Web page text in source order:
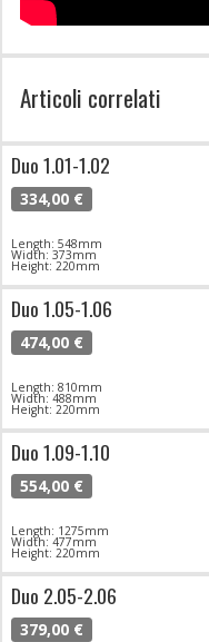
Articoli correlati
Duo 1.01-1.02
334,00 €
Length: 548mm
Width: 373mm
Height: 220mm
Duo 1.05-1.06
474,00 €
Length: 810mm
Width: 488mm
Height: 220mm
Duo 1.09-1.10
554,00 €
Length: 1275mm
Width: 477mm
Height: 220mm
Duo 2.05-2.06
379,00 €